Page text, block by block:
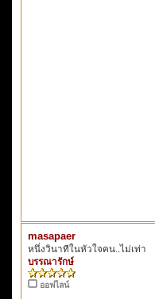
masapaer
หนึ่งวินาทีในหัวใจคน..ไม่เท่า
บรรณารักษ์
ออฟไลน์